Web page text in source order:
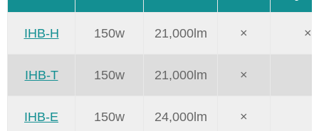
IHB-H 150w 21,000lm × ×
IHB-T 150w 21,000lm ×
IHB-E 150w 24,000lm ×